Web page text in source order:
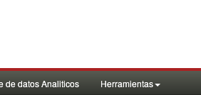
de datos Analiticos Herramientas